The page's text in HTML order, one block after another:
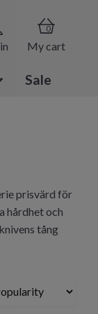
0
My cart
Sale
prisvärd för
hårdhet och
tång